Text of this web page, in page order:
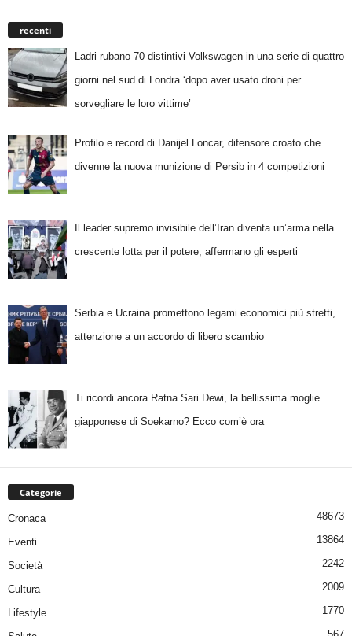
recenti
Ladri rubano 70 distintivi Volkswagen in una serie di quattro
giorni nel sud di Londra ‘dopo aver usato droni per
sorvegliare le loro vittime’
Profilo e record di Danijel Loncar, difensore croato che
divenne la nuova munizione di Persib in 4 competizioni
Il leader supremo invisibile dell’Iran diventa un’arma nella
crescente lotta per il potere, affermano gli esperti
Serbia e Ucraina promettono legami economici più stretti,
attenzione a un accordo di libero scambio
Ti ricordi ancora Ratna Sari Dewi, la bellissima moglie
giapponese di Soekarno? Ecco com’è ora
Categorie
Cronaca 48673
Eventi 13864
Società 2242
Cultura 2009
Lifestyle 1770